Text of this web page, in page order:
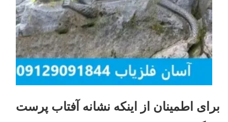
برای اطمینان از اینکه نشانه آفتاب پرست